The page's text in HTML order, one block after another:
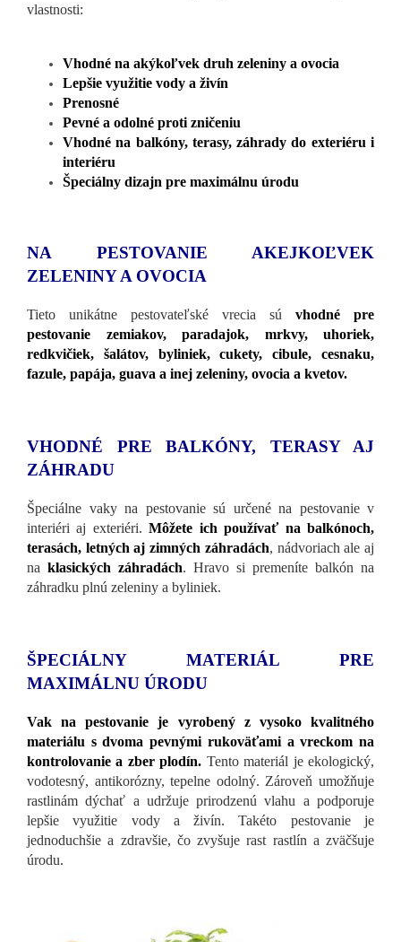
vlastnosti:
Vhodné na akýkoľvek druh zeleniny a ovocia
Lepšie využitie vody a živín
Prenosné
Pevné a odolné proti zničeniu
Vhodné na balkóny, terasy, záhrady do exteriéru i
interiéru
Špeciálny dizajn pre maximálnu úrodu
NA PESTOVANIE AKEJKOĽVEK
ZELENINY A OVOCIA
Tieto unikátne pestovateľské vrecia sú vhodné pre
pestovanie zemiakov, paradajok, mrkvy, uhoriek,
redkvičiek, šalátov, byliniek, cukety, cibule, cesnaku,
fazule, papája, guava a inej zeleniny, ovocia a kvetov.
VHODNÉ PRE BALKÓNY, TERASY AJ
ZÁHRADU
Špeciálne vaky na pestovanie sú určené na pestovanie v
interiéri aj exteriéri.Môžete ich používať na balkónoch,
terasách, letných aj zimných záhradách, nádvoriach ale aj
na klasických záhradách. Hravo si premeníte balkón na
záhradku plnú zeleniny a byliniek.
ŠPECIÁLNY MATERIÁL PRE
MAXIMÁLNU ÚRODU
Vak na pestovanie je vyrobený z vysoko kvalitného
materiálu s dvoma pevnými rukoväťami a vreckom na
kontrolovanie a zber plodín. Tento materiál je ekologický,
vodotesný, antikorózny, tepelne odolný. Zároveň umožňuje
rastlinám dýchať a udržuje prirodzenú vlahu a podporuje
lepšie využitie vody a živín. Takéto pestovanie je
jednoduchšie a zdravšie, čo zvyšuje rast rastlín a zväčšuje
úrodu.